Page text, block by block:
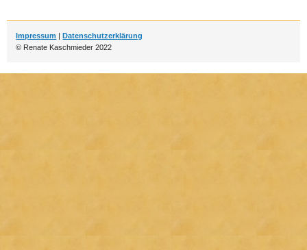
Impressum |Datenschutzerklärung
© Renate Kaschmieder 2022